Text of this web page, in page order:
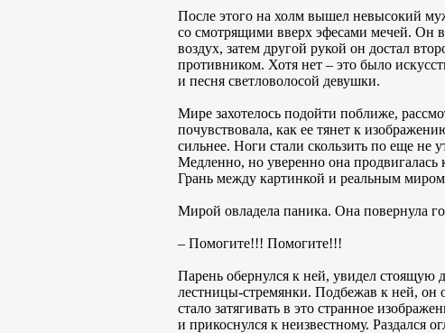
После этого на холм вышел невысокий
со смотрящими вверх эфесами мечей. Он
воздух, затем другой рукой он достал
противником. Хотя нет – это было
и песня светловолосой девушки.
Мире захотелось подойти поближе,
почувствовала, как ее тянет к
сильнее. Ноги стали скользить по еще не
Медленно, но уверенно она
Грань между картинкой и реальным миром
Мирой овладела паника. Она повернула
– Помогите!!! Помогите!!!
Парень обернулся к ней, увидел стоящую
лестницы-стремянки. Подбежав к ней, он
стало затягивать в это странное
и прикоснулся к неизвестному. Раздался